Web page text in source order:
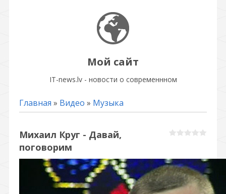
Мой сайт
IT-news.lv - новости о современнном
Главная » Видео » Музыка
Михаил Круг - Давай,
поговорим